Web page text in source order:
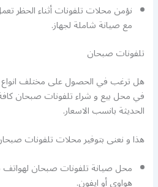
نؤمن محلات تلفونات أثناء الحظر
مع صيانة شاملة لجهاز.
تلفونات صبحان
هل ترغب في الحصول على مختلف انواع
في محل بيع و شراء تلفونات صبحان
الحديثة بانسب الاسعار.
هذا و نعنى بتوفير محلات تلفونات
محل صيانة تلفونات صبحان
هواوي أو ايفون.